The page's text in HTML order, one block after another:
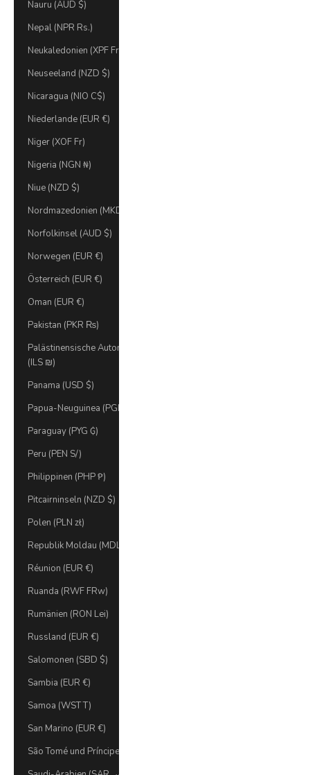
Nauru (AUD $)
Nepal (NPR Rs.)
Neukaledonien (XPF Fr)
Neuseeland (NZD $)
Nicaragua (NIO C$)
Niederlande (EUR €)
Niger (XOF Fr)
Nigeria (NGN ₦)
Niue (NZD $)
Nordmazedonien (MKD ден)
Norfolkinsel (AUD $)
Norwegen (EUR €)
Österreich (EUR €)
Oman (EUR €)
Pakistan (PKR ₨)
Palästinensische Autonomiegebiete
(ILS ₪)
Panama (USD $)
Papua-Neuguinea (PGK K)
Paraguay (PYG ₲)
Peru (PEN S/)
Philippinen (PHP ₱)
Pitcairninseln (NZD $)
Polen (PLN zł)
Republik Moldau (MDL L)
Réunion (EUR €)
Ruanda (RWF FRw)
Rumänien (RON Lei)
Russland (EUR €)
Salomonen (SBD $)
Sambia (EUR €)
Samoa (WST T)
San Marino (EUR €)
São Tomé und Príncipe (STD Db)